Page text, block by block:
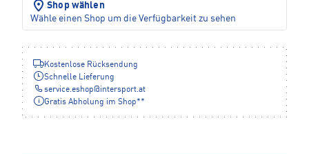
Shop wählen
Wähle einen Shop um die Verfügbarkeit zu sehen
Kostenlose Rücksendung
Schnelle Lieferung
service.eshop@intersport.at
Gratis Abholung im Shop**